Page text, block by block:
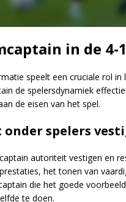
in de 4-
speelt een cruciale rol
de spelersdynamiek
de eisen van het spel.
spelers
autoriteit vestigen en
het tonen van
die het goede
te doen.